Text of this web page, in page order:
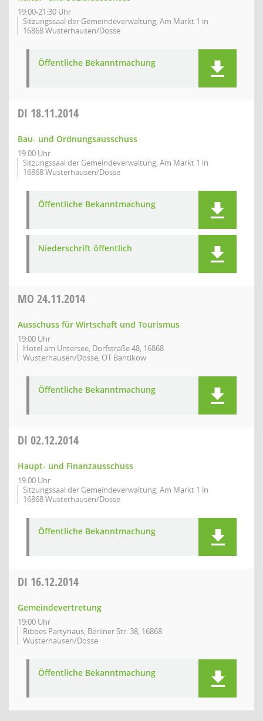
19:00-21:30 Uhr
Sitzungssaal der Gemeindeverwaltung, Am Markt 1 in
16868 Wusterhausen/Dosse
Öffentliche Bekanntmachung
DI 18.11.2014
Bau- und Ordnungsausschuss
19:00 Uhr
Sitzungssaal der Gemeindeverwaltung, Am Markt 1 in
16868 Wusterhausen/Dosse
Öffentliche Bekanntmachung
Niederschrift öffentlich
MO 24.11.2014
Ausschuss für Wirtschaft und Tourismus
19:00 Uhr
Hotel am Untersee, Dorfstraße 48, 16868
Wusterhausen/Dosse, OT Bantikow
Öffentliche Bekanntmachung
DI 02.12.2014
Haupt- und Finanzausschuss
19:00 Uhr
Sitzungssaal der Gemeindeverwaltung, Am Markt 1 in
16868 Wusterhausen/Dosse
Öffentliche Bekanntmachung
DI 16.12.2014
Gemeindevertretung
19:00 Uhr
Ribbes Partyhaus, Berliner Str. 38, 16868
Wusterhausen/Dosse
Öffentliche Bekanntmachung